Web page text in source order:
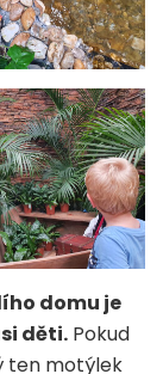
domu je
děti. Pokud
ten motýlek